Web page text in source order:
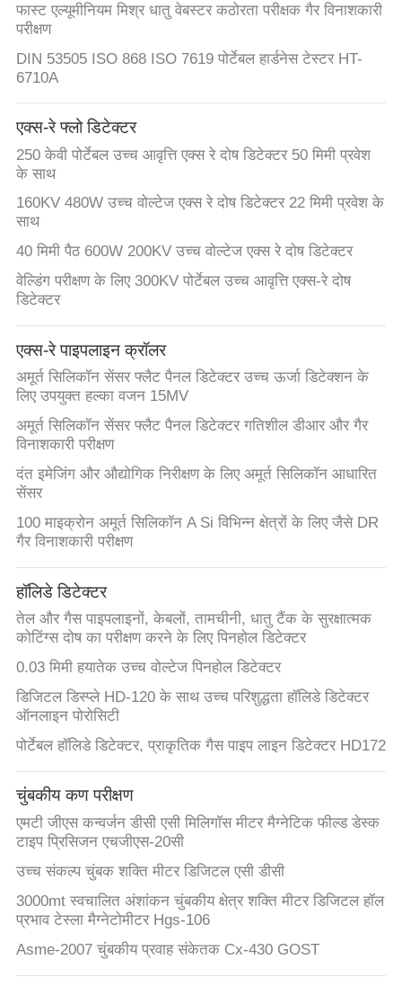
फास्ट एल्यूमीनियम मिश्र धातु वेबस्टर कठोरता परीक्षक गैर विनाशकारी
परीक्षण
DIN 53505 ISO 868 ISO 7619 पोर्टेबल हार्डनेस टेस्टर HT-
6710A
एक्स-रे फ्लो डिटेक्टर
250 केवी पोर्टेबल उच्च आवृत्ति एक्स रे दोष डिटेक्टर 50 मिमी प्रवेश
के साथ
160KV 480W उच्च वोल्टेज एक्स रे दोष डिटेक्टर 22 मिमी प्रवेश के
साथ
40 मिमी पैठ 600W 200KV उच्च वोल्टेज एक्स रे दोष डिटेक्टर
वेल्डिंग परीक्षण के लिए 300KV पोर्टेबल उच्च आवृत्ति एक्स-रे दोष
डिटेक्टर
एक्स-रे पाइपलाइन क्रॉलर
अमूर्त सिलिकॉन सेंसर फ्लैट पैनल डिटेक्टर उच्च ऊर्जा डिटेक्शन के
लिए उपयुक्त हल्का वजन 15MV
अमूर्त सिलिकॉन सेंसर फ्लैट पैनल डिटेक्टर गतिशील डीआर और गैर
विनाशकारी परीक्षण
दंत इमेजिंग और औद्योगिक निरीक्षण के लिए अमूर्त सिलिकॉन आधारित
सेंसर
100 माइक्रोन अमूर्त सिलिकॉन A Si विभिन्न क्षेत्रों के लिए जैसे DR
गैर विनाशकारी परीक्षण
हॉलिडे डिटेक्टर
तेल और गैस पाइपलाइनों, केबलों, तामचीनी, धातु टैंक के सुरक्षात्मक
कोटिंग्स दोष का परीक्षण करने के लिए पिनहोल डिटेक्टर
0.03 मिमी हयातेक उच्च वोल्टेज पिनहोल डिटेक्टर
डिजिटल डिस्प्ले HD-120 के साथ उच्च परिशुद्धता हॉलिडे डिटेक्टर
ऑनलाइन पोरोसिटी
पोर्टेबल हॉलिडे डिटेक्टर, प्राकृतिक गैस पाइप लाइन डिटेक्टर HD172
चुंबकीय कण परीक्षण
एमटी जीएस कन्वर्जन डीसी एसी मिलिगॉस मीटर मैग्नेटिक फील्ड डेस्क
टाइप प्रिसिजन एचजीएस-20सी
उच्च संकल्प चुंबक शक्ति मीटर डिजिटल एसी डीसी
3000mt स्वचालित अंशांकन चुंबकीय क्षेत्र शक्ति मीटर डिजिटल हॉल
प्रभाव टेस्ला मैग्नेटोमीटर Hgs-106
Asme-2007 चुंबकीय प्रवाह संकेतक Cx-430 GOST